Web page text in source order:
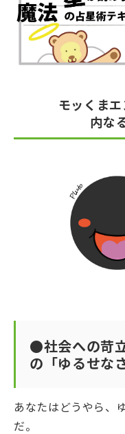
モッくま
内な
●社会への苛
の「ゆるせな
あなたはどうやら、
だ。